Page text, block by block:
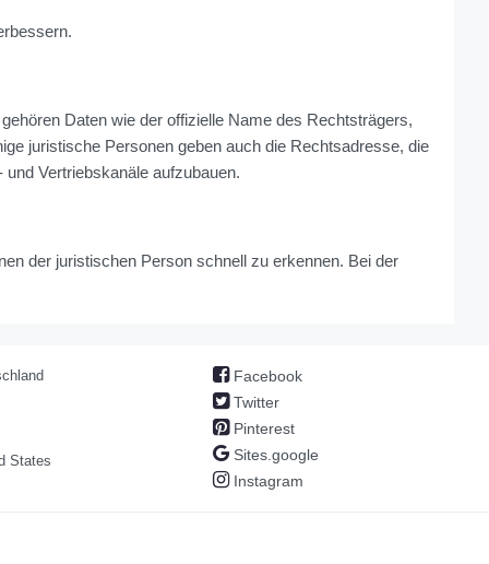
Daten wie der offizielle Name des Rechtsträgers,
juristische Personen geben auch die Rechtsadresse, die
Vertriebskanäle aufzubauen.
der juristischen Person schnell zu erkennen. Bei der
States
Facebook
Twitter
Pinterest
Sites.google
Instagram